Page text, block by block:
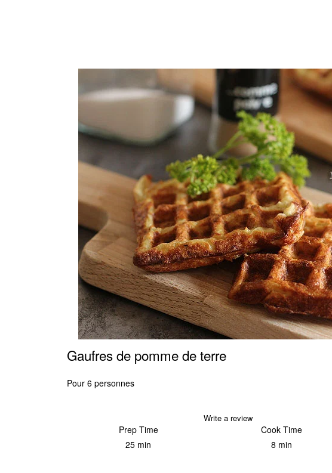
Gaufres de pomme de terre
Pour 6 personnes
Write a review
Prep Time
25 min
Cook Time
8 min